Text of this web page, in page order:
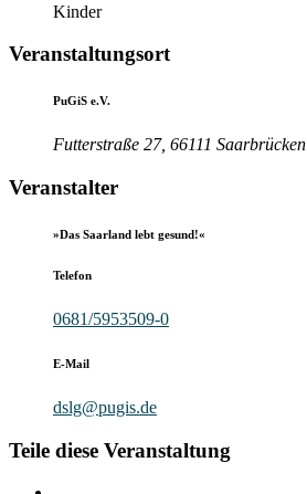
Kinder
Veranstaltungsort
PuGiS e.V.
Futterstraße 27, 66111 Saarbrücken
Veranstalter
»Das Saarland lebt gesund!«
Telefon
0681/5953509-0
E-Mail
dslg@pugis.de
Teile diese Veranstaltung